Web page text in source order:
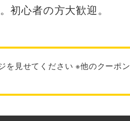
心者の方大歓迎。
を見せてください ※他のクーポン